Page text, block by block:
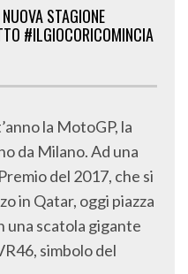
STAGIONE
#ILGIOCORICOMINCIA
la MotoGP, la
da Milano. Ad una
del 2017, che si
in Qatar, oggi piazza
una scatola gigante
simbolo del